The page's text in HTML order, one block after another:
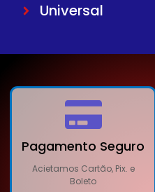
Universal
Pagamento Seguro
Acietamos Cartão, Pix. e
Boleto